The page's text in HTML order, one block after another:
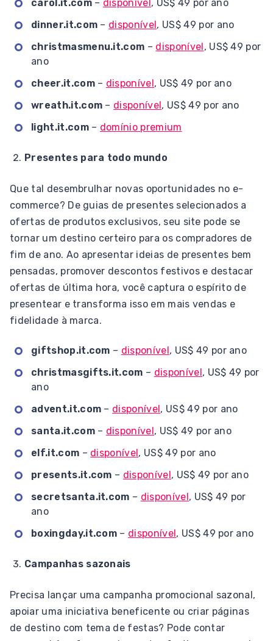
carol.it.com– disponível, US$ 49 por ano
dinner.it.com – disponível, US$ 49 por ano
christmasmenu.it.com – disponível, US$ 49 por
ano
cheer.it.com– disponível, US$ 49 por ano
wreath.it.com – disponível, US$ 49 por ano
light.it.com– domínio premium
Presentes para todo mundo
Que tal desembrulhar novas oportunidades no e-
commerce? De guias de presentes selecionados a
ofertas de produtos exclusivos, seu site pode se
tornar um destino certeiro para os compradores de
fim de ano. Ao apresentar ideias de presentes bem
pensadas, promover descontos festivos e destacar
ofertas de última hora, você captura o espírito de
presentear e transforma isso em mais vendas e
fidelidade à marca.
giftshop.it.com – disponível, US$ 49 por ano
christmasgifts.it.com – disponível, US$ 49 por
ano
advent.it.com – disponível, US$ 49 por ano
santa.it.com– disponível, US$ 49 por ano
elf.it.com – disponível, US$ 49 por ano
presents.it.com – disponível, US$ 49 por ano
secretsanta.it.com – disponível, US$ 49 por
ano
boxingday.it.com – disponível, US$ 49 por ano
Campanhas sazonais
Precisa lançar uma campanha promocional sazonal,
apoiar uma iniciativa beneficente ou criar páginas
de destino com tema de festas? Pode contar